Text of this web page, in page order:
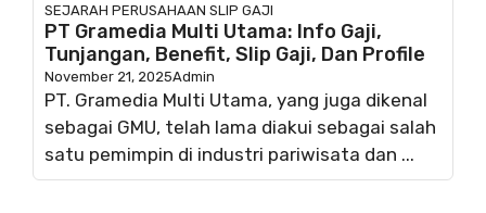
SEJARAH PERUSAHAAN SLIP GAJI
PT Gramedia Multi Utama: Info Gaji,
Tunjangan, Benefit, Slip Gaji, Dan Profile
November 21, 2025Admin
PT. Gramedia Multi Utama, yang juga dikenal
sebagai GMU, telah lama diakui sebagai salah
satu pemimpin di industri pariwisata dan ...